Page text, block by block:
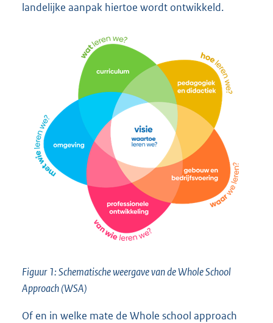
landelijke aanpak hiertoe wordt ontwikkeld.
Figuur 1: Schematische weergave van de Whole School
Approach (WSA)
Of en in welke mate de Whole school approach